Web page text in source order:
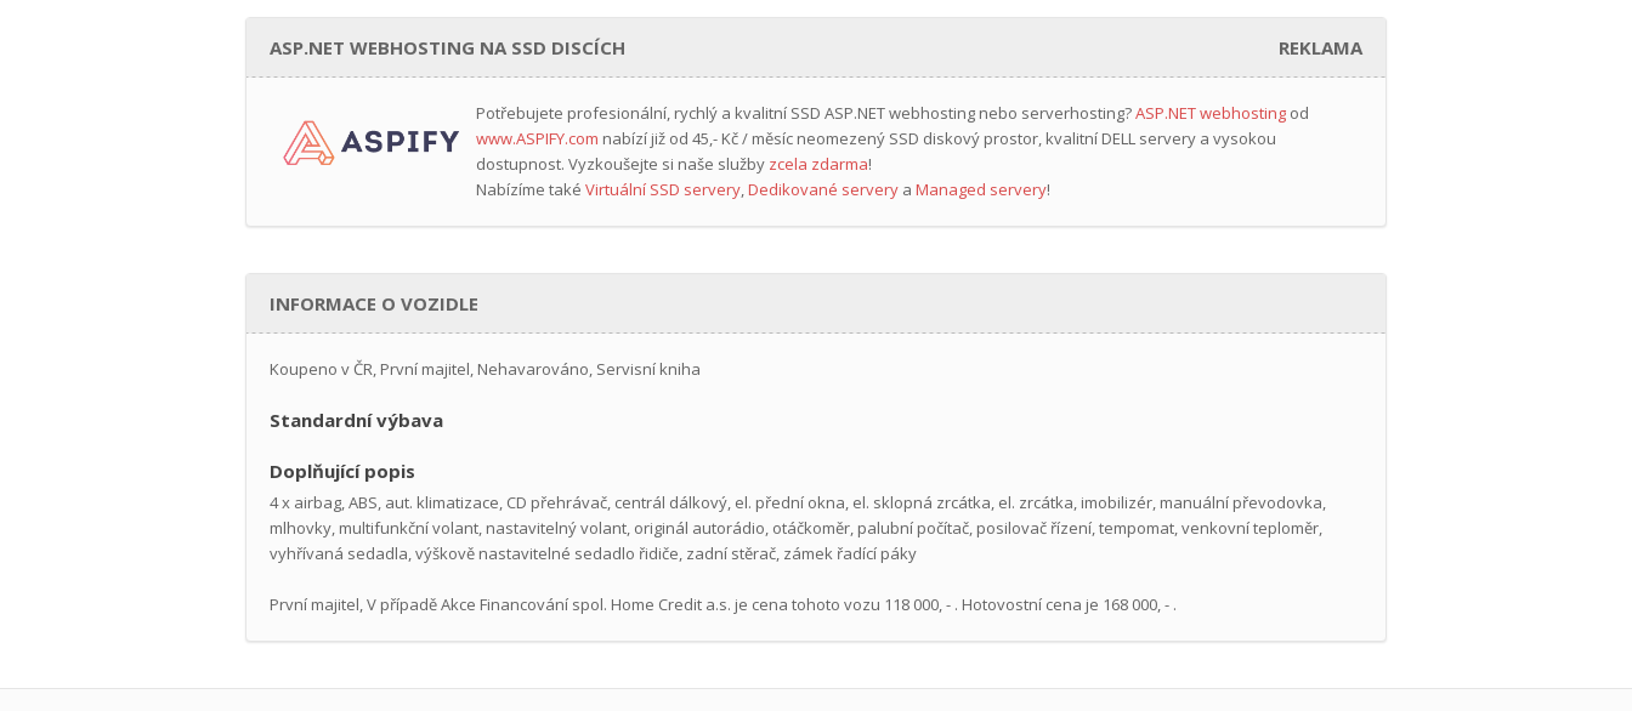
ASP.NET WEBHOSTING NA SSD DISCÍCH REKLAMA
Potřebujete profesionální, rychlý a kvalitní SSD ASP.NET webhosting nebo serverhosting?ASP.NET webhosting od
www.ASPIFY.com nabízí již od 45,- Kč / měsíc neomezený SSD diskový prostor, kvalitní DELL servery a vysokou
dostupnost. Vyzkoušejte si naše služby zcela zdarma!
Nabízíme také Virtuální SSD servery,Dedikované servery a Managed servery!
INFORMACE O VOZIDLE
Koupeno v ČR, První majitel, Nehavarováno, Servisní kniha
Standardní výbava
Doplňující popis
4 x airbag, ABS, aut. klimatizace, CD přehrávač, centrál dálkový, el. přední okna, el. sklopná zrcátka, el. zrcátka, imobilizér, manuální převodovka,
mlhovky, multifunkční volant, nastavitelný volant, originál autorádio, otáčkoměr, palubní počítač, posilovač řízení, tempomat, venkovní teploměr,
vyhřívaná sedadla, výškově nastavitelné sedadlo řidiče, zadní stěrač, zámek řadící páky
První majitel, V případě Akce Financování spol. Home Credit a.s. je cena tohoto vozu 118 000, - . Hotovostní cena je 168 000, - .